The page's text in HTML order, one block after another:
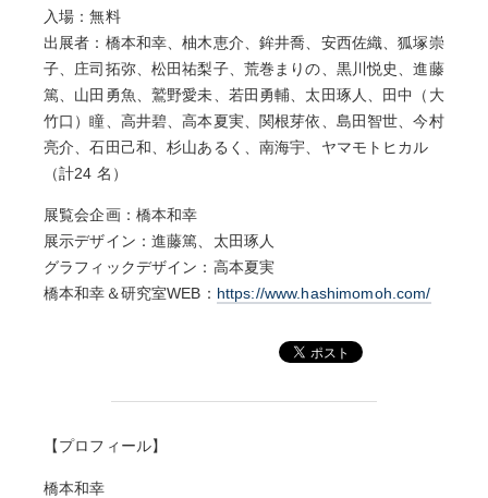
入場：無料
出展者：橋本和幸、柚木恵介、鉾井喬、安西佐織、狐塚崇
子、庄司拓弥、松田祐梨子、荒巻まりの、黒川悦史、進藤
篤、山田勇魚、鷲野愛未、若田勇輔、太田琢人、田中（大
竹口）瞳、高井碧、高本夏実、関根芽依、島田智世、今村
亮介、石田己和、杉山あるく、南海宇、ヤマモトヒカル
（計24 名）
展覧会企画：橋本和幸
展示デザイン：進藤篤、太田琢人
グラフィックデザイン：高本夏実
橋本和幸＆研究室WEB： https://www.hashimomoh.com/
【プロフィール】
橋本和幸